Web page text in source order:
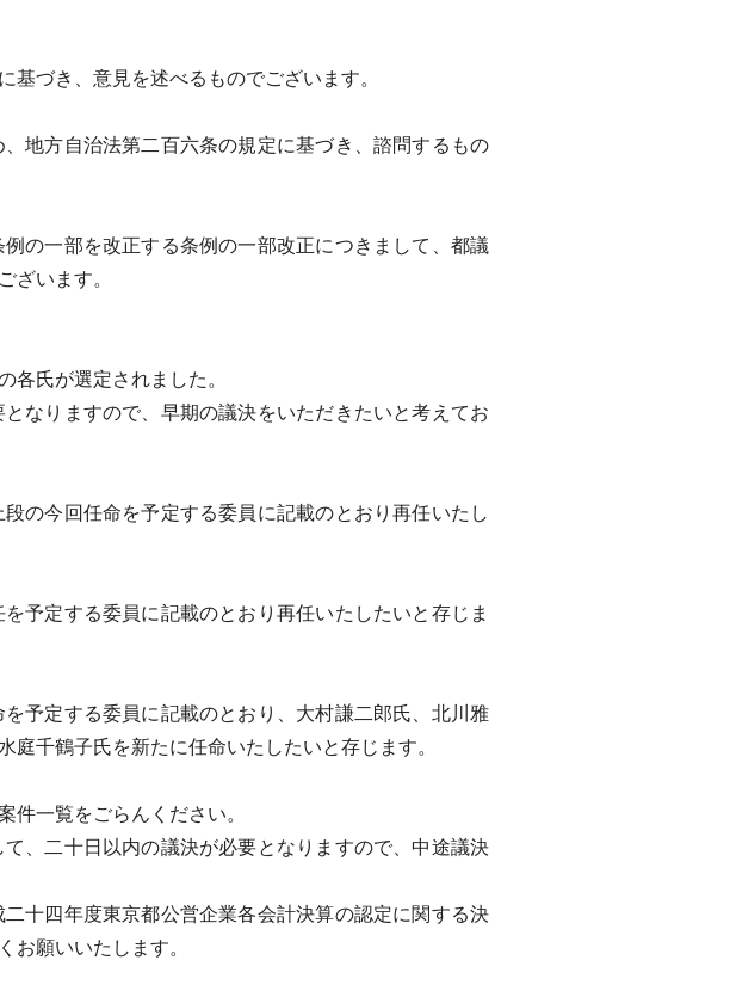
づき、意見を述べるものでございます。
地方自治法第二百六条の規定に基づき、諮問するもの
の一部を改正する条例の一部改正につきまして、都議
ざいます。
氏が選定されました。
なりますので、早期の議決をいただきたいと考えてお
の今回任命を予定する委員に記載のとおり再任いたし
予定する委員に記載のとおり再任いたしたいと存じま
予定する委員に記載のとおり、大村謙二郎氏、北川雅
千鶴子氏を新たに任命いたしたいと存じます。
一覧をごらんください。
、二十日以内の議決が必要となりますので、中途議決
十四年度東京都公営企業各会計決算の認定に関する決
お願いいたします。